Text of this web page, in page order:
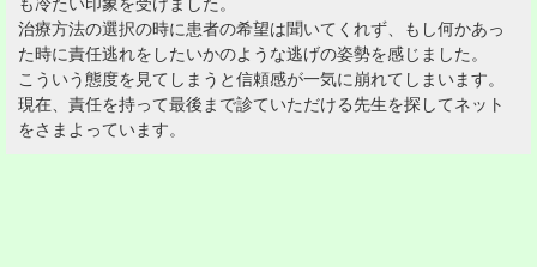
も冷たい印象を受けました。
治療方法の選択の時に患者の希望は聞いてくれず、もし何かあっ
た時に責任逃れをしたいかのような逃げの姿勢を感じました。
こういう態度を見てしまうと信頼感が一気に崩れてしまいます。
現在、責任を持って最後まで診ていただける先生を探してネット
をさまよっています。